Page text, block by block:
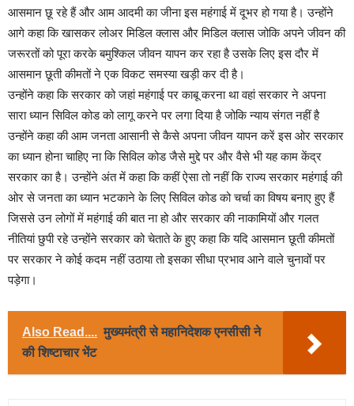
आसमान छू रहे हैं और आम आदमी का जीना इस महंगाई में दूभर हो गया है। उन्होंने
आगे कहा कि खासकर लोअर मिडिल क्लास और मिडिल क्लास जोकि अपने जीवन की
जरूरतों को पूरा करके बमुश्किल जीवन यापन कर रहा है उसके लिए इस दौर में
आसमान छूती कीमतों ने एक विकट समस्या खड़ी कर दी है।
उन्होंने कहा कि सरकार को जहां महंगाई पर काबू करना था वहां सरकार ने अपना
सारा ध्यान सिविल कोड को लागू करने पर लगा दिया है जोकि न्याय संगत नहीं है
उन्होंने कहा की आम जनता आसानी से कैसे अपना जीवन यापन करें इस ओर सरकार
का ध्यान होना चाहिए ना कि सिविल कोड जैसे मुद्दे पर और वैसे भी यह काम केंद्र
सरकार का है। उन्होंने अंत में कहा कि कहीं ऐसा तो नहीं कि राज्य सरकार महंगाई की
ओर से जनता का ध्यान भटकाने के लिए सिविल कोड को चर्चा का विषय बनाए हुए हैं
जिससे उन लोगों में महंगाई की बात ना हो और सरकार की नाकामियों और गलत
नीतियां छुपी रहे उन्होंने सरकार को चेताते के हुए कहा कि यदि आसमान छूती कीमतों
पर सरकार ने कोई कदम नहीं उठाया तो इसका सीधा प्रभाव आने वाले चुनावों पर
पड़ेगा।
Also Read.... मुख्यमंत्री से महानिदेशक एनसीसी ने
की शिष्टाचार भेंट